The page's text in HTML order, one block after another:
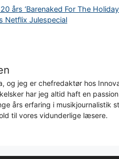
års ‘Barenaked For The
Netflix Julespecial
og jeg er chefredaktør hos
har jeg altid haft en
års erfaring i
til vores vidunderlige læsere.